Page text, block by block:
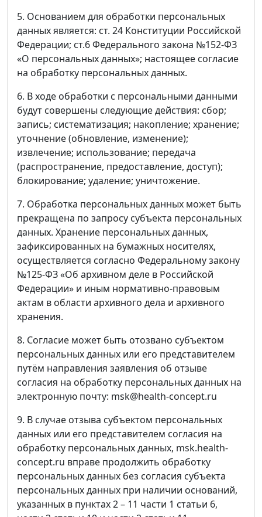
5. Основанием для обработки персональных
данных является: ст. 24 Конституции Российской
Федерации; ст.6 Федерального закона №152-ФЗ
«О персональных данных»; настоящее согласие
на обработку персональных данных.
6. В ходе обработки с персональными данными
будут совершены следующие действия: сбор;
запись; систематизация; накопление; хранение;
уточнение (обновление, изменение);
извлечение; использование; передача
(распространение, предоставление, доступ);
блокирование; удаление; уничтожение.
7. Обработка персональных данных может быть
прекращена по запросу субъекта персональных
данных. Хранение персональных данных,
зафиксированных на бумажных носителях,
осуществляется согласно Федеральному закону
№125-ФЗ «Об архивном деле в Российской
Федерации» и иным нормативно-правовым
актам в области архивного дела и архивного
хранения.
8. Согласие может быть отозвано субъектом
персональных данных или его представителем
путём направления заявления об отзыве
согласия на обработку персональных данных на
электронную почту: msk@health-concept.ru
9. В случае отзыва субъектом персональных
данных или его представителем согласия на
обработку персональных данных, msk.health-
concept.ru вправе продолжить обработку
персональных данных без согласия субъекта
персональных данных при наличии оснований,
указанных в пунктах 2 – 11 части 1 статьи 6,